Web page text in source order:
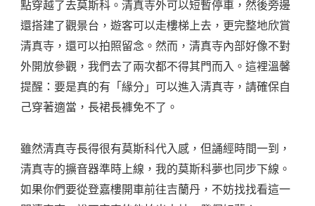
點穿越了去莫斯科。清真寺外可以短暫停車，然後旁邊
還搭建了觀景台，遊客可以走樓梯上去，更完整地欣賞
清真寺，還可以拍照留念。然而，清真寺內部好像不對
外開放參觀，我們去了兩次都不得其門而入。這裡溫馨
提醒：要是真的有「緣分」可以進入清真寺，請確保自
己穿著適當，長裙長褲免不了。
雖然清真寺長得很有莫斯科代入感，但誦經時間一到，
清真寺的擴音器準時上線，我的莫斯科夢也同步下線。
如果你們要從登嘉樓開車前往吉蘭丹，不妨找找看這一